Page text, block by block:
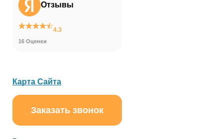
Отзывы
4.3
16 Оценки
Карта Сайта
Заказать звонок
online